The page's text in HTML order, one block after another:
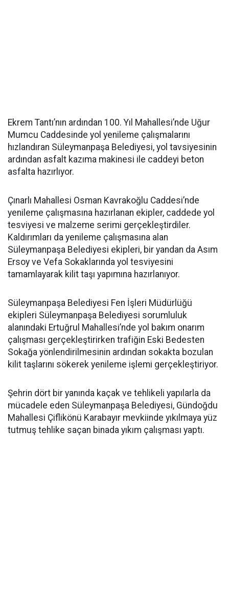
Ekrem Tantı’nın ardından 100. Yıl Mahallesi’nde Uğur
Mumcu Caddesinde yol yenileme çalışmalarını
hızlandıran Süleymanpaşa Belediyesi, yol tavsiyesinin
ardından asfalt kazıma makinesi ile caddeyi beton
asfalta hazırlıyor.
Çınarlı Mahallesi Osman Kavrakoğlu Caddesi’nde
yenileme çalışmasına hazırlanan ekipler, caddede yol
tesviyesi ve malzeme serimi gerçekleştirdiler.
Kaldırımları da yenileme çalışmasına alan
Süleymanpaşa Belediyesi ekipleri, bir yandan da Asım
Ersoy ve Vefa Sokaklarında yol tesviyesini
tamamlayarak kilit taşı yapımına hazırlanıyor.
Süleymanpaşa Belediyesi Fen İşleri Müdürlüğü
ekipleri Süleymanpaşa Belediyesi sorumluluk
alanındaki Ertuğrul Mahallesi’nde yol bakım onarım
çalışması gerçekleştirirken trafiğin Eski Bedesten
Sokağa yönlendirilmesinin ardından sokakta bozulan
kilit taşlarını sökerek yenileme işlemi gerçekleştiriyor.
Şehrin dört bir yanında kaçak ve tehlikeli yapılarla da
mücadele eden Süleymanpaşa Belediyesi, Gündoğdu
Mahallesi Çiflikönü Karabayır mevkiinde yıkılmaya yüz
tutmuş tehlike saçan binada yıkım çalışması yaptı.